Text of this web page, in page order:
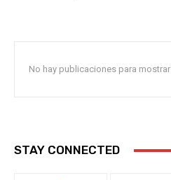
No hay publicaciones para mostrar
STAY CONNECTED